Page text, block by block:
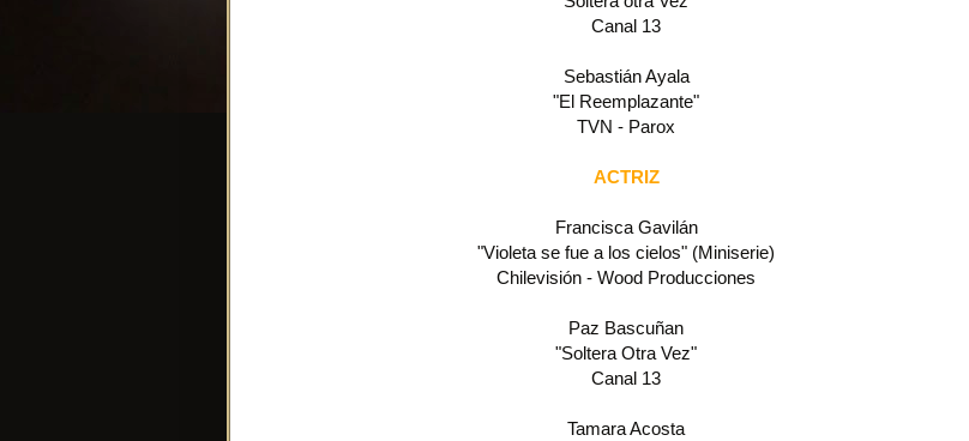
Canal 13
Sebastián Ayala
"El Reemplazante"
TVN - Parox
ACTRIZ
Francisca Gavilán
"Violeta se fue a los cielos" (Miniserie)
Chilevisión - Wood Producciones
Paz Bascuñan
"Soltera Otra Vez"
Canal 13
Tamara Acosta